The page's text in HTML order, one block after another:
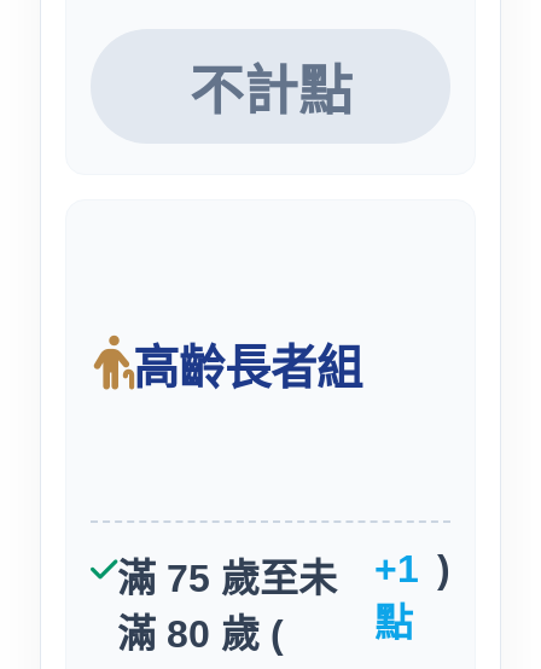
不計點
高齡長者組
滿 75 歲至未
滿 80 歲 (
+1
點
)